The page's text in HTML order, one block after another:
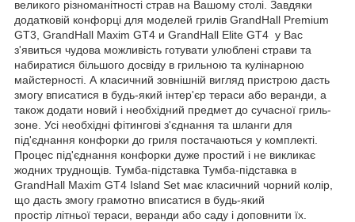
великого різноманітності страв на Вашому столі. Завдяки
додатковій конфорці для моделей грилів GrandHall Premium
GT3, GrandHall Maxim GT4 и GrandHall Elite GT4 у Вас
з'явиться чудова можливість готувати улюблені страви та
набиратися більшого досвіду в грильною та кулінарною
майстерності. А класичний зовнішній вигляд пристрою дасть
змогу вписатися в будь-який інтер'єр тераси або веранди, а
також додати новий і необхідний предмет до сучасної гриль-
зоне. Усі необхідні фітингові з'єднання та шланги для
під'єднання конфорки до гриля постачаються у комплекті.
Процес під'єднання конфорки дуже простий і не викликає
жодних труднощів. Тумба-підставка Тумба-підставка в
GrandHall Maxim GT4 Island Set має класичний чорний колір,
що дасть змогу грамотно вписатися в будь-який
простір літньої тераси, веранди або саду і доповнити їх.